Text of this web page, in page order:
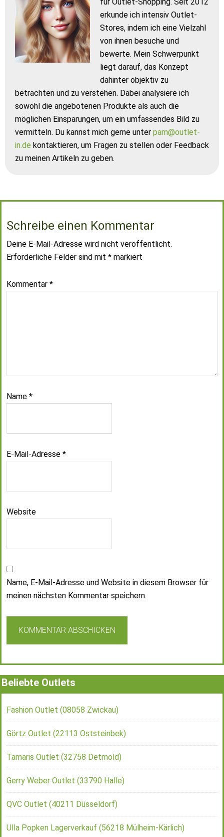
erkunde ich intensiv Outlet-
Stores, indem ich eine Vielzahl
von ihnen besuche und
bewerte. Mein Schwerpunkt
liegt darauf, das Konzept
dahinter objektiv zu
betrachten und zu verstehen. Dabei analysiere ich
sowohl die angebotenen Produkte als auch die
möglichen Einsparungen, um ein umfassendes Bild zu
vermitteln. Du kannst mich gerne unter pam@outlet-
in.de kontaktieren, um Fragen zu stellen oder Feedback
zu meinen Artikeln zu geben.
Schreibe einen Kommentar
Deine E-Mail-Adresse wird nicht veröffentlicht.
Erforderliche Felder sind mit * markiert
Kommentar *
Name *
E-Mail-Adresse *
Website
Name, E-Mail-Adresse und Website in diesem Browser für
meinen nächsten Kommentar speichern.
Beliebte Outlets
Fashion Outlet (08058 Zwickau)
Görtz Outlet (22113 Oststeinbek)
Tamaris Outlet (32758 Detmold)
Gerry Weber Outlet (33790 Halle)
QVC Outlet (40211 Düsseldorf)
Ulla Popken Lagerverkauf (56218 Mülheim-Kärlich)